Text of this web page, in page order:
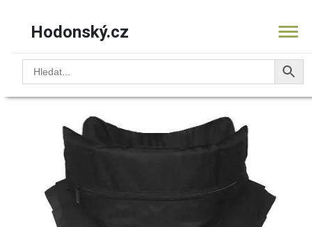
Hodonský.cz
KOŠÍK
PRODUKTY
Obchod/Neprůstřelné vesty (Bulletproof Vests)/ Vesta